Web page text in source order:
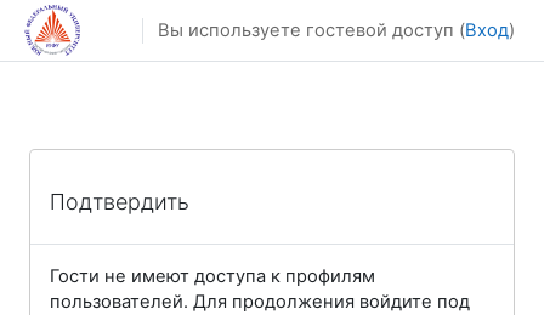
Перейти к основному содержанию
Вы используете гостевой доступ (Вход)
Подтвердить
Гости не имеют доступа к профилям
пользователей. Для продолжения войдите под